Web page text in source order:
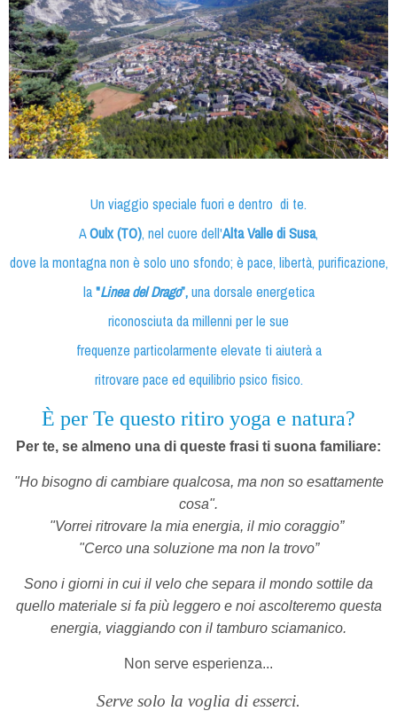
Un viaggio speciale fuori e dentro di te.
AOulx (TO), nel cuore dell'Alta Valle di Susa,
dove la montagna non è solo uno sfondo; è pace, libertà, purificazione,
la"Linea del Drago”,una dorsale energetica
riconosciuta da millenni per le sue
frequenze particolarmente elevate ti aiuterà a
ritrovare pace ed equilibrio psico fisico.
È per Te questo ritiro yoga e natura?
Per te, se almeno una di queste frasi ti suona familiare:
"Ho bisogno di cambiare qualcosa, ma non so esattamente
cosa".
"Vorrei ritrovare la mia energia, il mio coraggio”
"Cerco una soluzione ma non la trovo”
Sono i giorni in cui il velo che separa il mondo sottile da
quello materiale si fa più leggero e noi ascolteremo questa
energia, viaggiando con il tamburo sciamanico.
Non serve esperienza...
Serve solo la voglia di esserci.